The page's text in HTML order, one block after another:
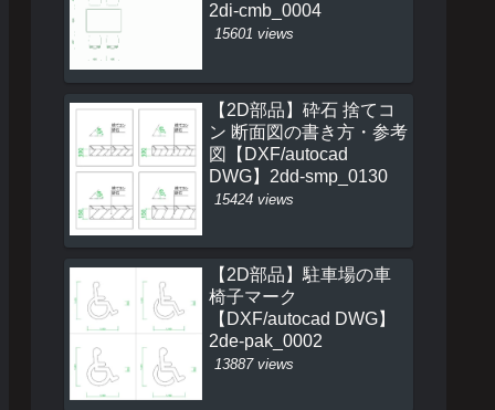
2di-cmb_0004
15601 views
【2D部品】砕石 捨てコ
ン 断面図の書き方・参考
図【DXF/autocad
DWG】2dd-smp_0130
15424 views
【2D部品】駐車場の車
椅子マーク
【DXF/autocad DWG】
2de-pak_0002
13887 views